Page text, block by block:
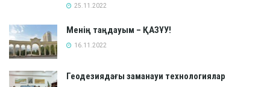
25.11.2022
Менің таңдауым – ҚАЗҰУ!
16.11.2022
Геодезиядағы заманауи технологиялар